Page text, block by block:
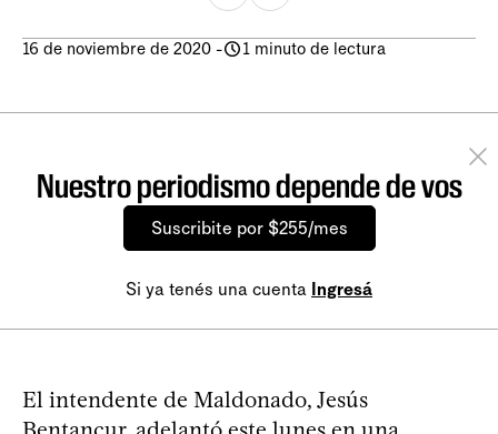
16 de noviembre de 2020 - 1 minuto de lectura
Nuestro periodismo depende de vos
Suscribite por $255/mes
Si ya tenés una cuenta Ingresá
El intendente de Maldonado, Jesús